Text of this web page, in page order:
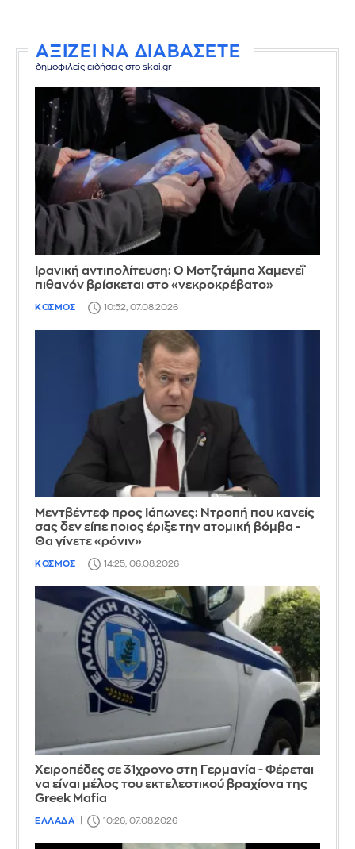
ΑΞΙΖΕΙ ΝΑ ΔΙΑΒΑΣΕΤΕ
δημοφιλείς ειδήσεις στο skai.gr
Ιρανική αντιπολίτευση: Ο Μοτζτάμπα Χαμενεΐ
πιθανόν βρίσκεται στο «νεκροκρέβατο»
ΚΟΣΜΟΣ 10:52, 07.08.2026
Μεντβέντεφ προς Ιάπωνες: Ντροπή που κανείς
σας δεν είπε ποιος έριξε την ατομική βόμβα -
Θα γίνετε «ρόνιν»
ΚΟΣΜΟΣ 14:25, 06.08.2026
Χειροπέδες σε 31χρονο στη Γερμανία - Φέρεται
να είναι μέλος του εκτελεστικού βραχίονα της
Greek Mafia
ΕΛΛΑΔΑ 10:26, 07.08.2026